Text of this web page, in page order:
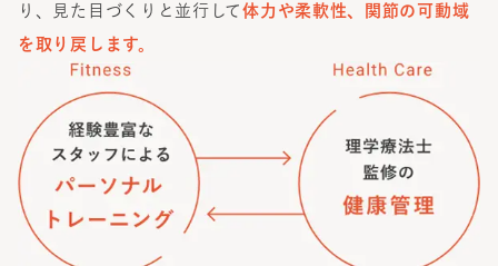
り、見た目づくりと並行して体力や柔軟性、関節の可動域
を取り戻します。